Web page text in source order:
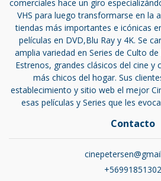
comerciales hace un giro
VHS para luego transformarse en la
tiendas más importantes e icónicas
películas en DVD,Blu Ray y 4K. Se
amplia variedad en Series de Culto
Estrenos, grandes clásicos del cine y
más chicos del hogar. Sus
establecimiento y sitio web el mejor
esas películas y Series que les
Contacto
+56991851302